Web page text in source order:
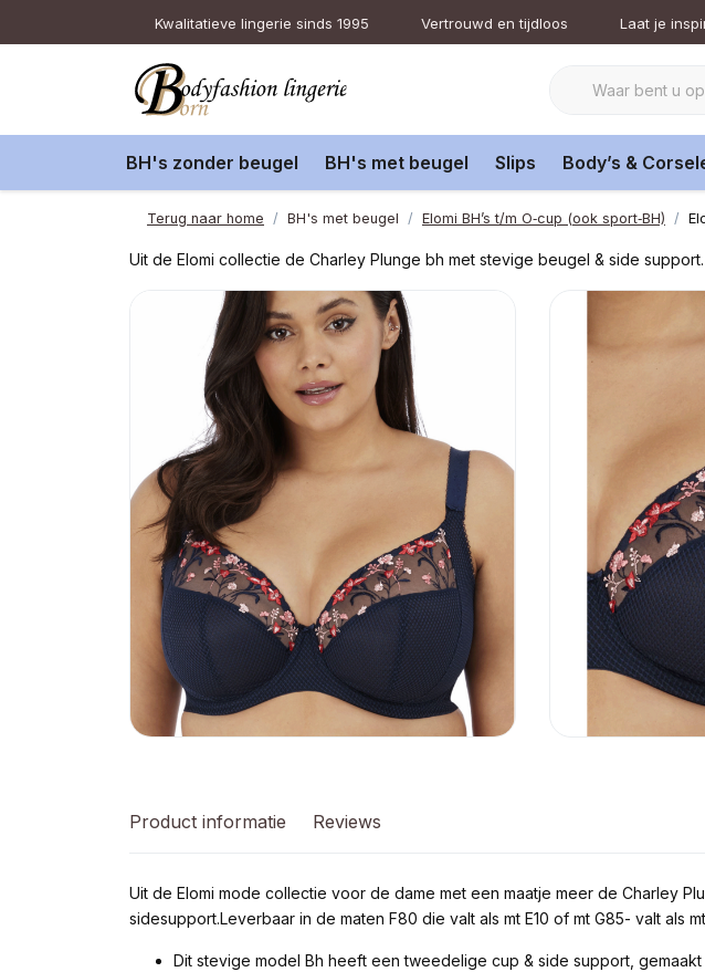
Kwalitatieve lingerie sinds 1995 Vertrouwd en tijdloos Laat je
BH's zonder beugel BH's met beugel Slips Body’s &
Terug naar home BH's met beugel Elomi BH’s t/m O‑cup (ook sport‑BH)
Uit de Elomi collectie de Charley Plunge bh met stevige beugel & side
Product informatie Reviews
Uit de Elomi mode collectie voor de dame met een maatje meer de Charley
sidesupport.Leverbaar in de maten F80 die valt als mt E10 of mt G85- valt als
Dit stevige model Bh heeft een tweedelige cup & side support,